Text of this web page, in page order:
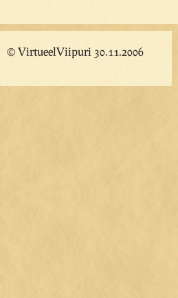
© VirtueelViipuri 30.11.2006